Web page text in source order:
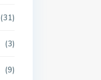
(31)
(3)
(9)